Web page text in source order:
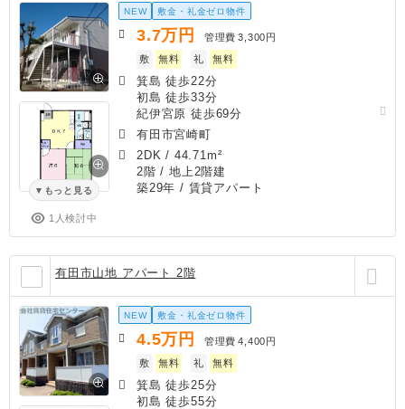
もっと見る
1人検討中
NEW 敷金・礼金ゼロ物件
3.7万円 管理費 3,300円
敷
無料 礼 無料
箕島 徒歩22分
初島 徒歩33分
紀伊宮原 徒歩69分
有田市宮崎町
2DK / 44.71m²
2階 / 地上2階建
築29年 / 賃貸アパート
有田市山地 アパート 2階
NEW 敷金・礼金ゼロ物件
4.5万円 管理費 4,400円
敷
無料 礼 無料
箕島 徒歩25分
初島 徒歩55分